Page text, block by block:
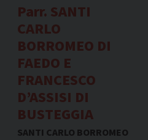
Parr. SANTI
CARLO
BORROMEO DI
FAEDO E
FRANCESCO
D’ASSISI DI
BUSTEGGIA
SANTI CARLO BORROMEO